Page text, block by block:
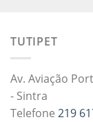
TUTIPET
Av. Aviação
- Sintra
Telefone 219